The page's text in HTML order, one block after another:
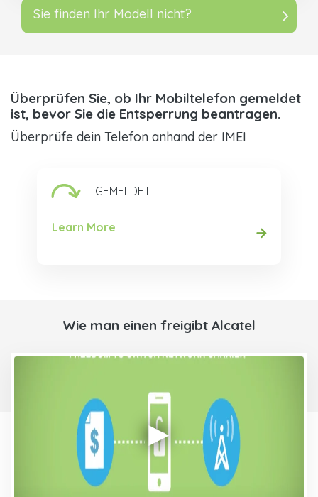
Sie finden Ihr Modell nicht?
Überprüfen Sie, ob Ihr Mobiltelefon gemeldet
ist, bevor Sie die Entsperrung beantragen.
Überprüfe dein Telefon anhand der IMEI
GEMELDET
Learn More
Wie man einen freigibt Alcatel